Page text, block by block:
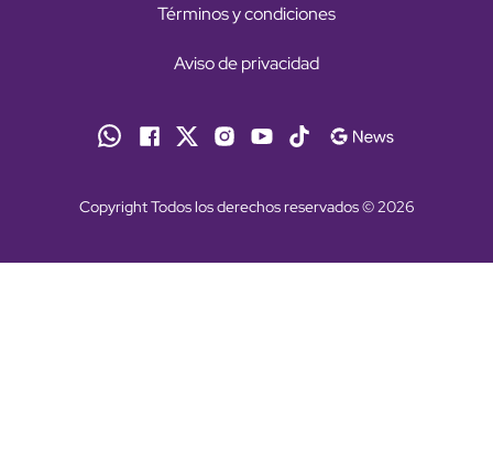
Términos y condiciones
Aviso de privacidad
Copyright Todos los derechos reservados © 2026